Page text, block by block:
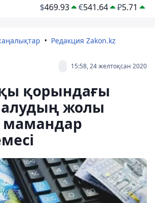
$469.93 €541.64 ₽5.71
Редакция Zakon.kz
15:58, 24 желтоқсан 2020
қорындағы
жолы
мамандар